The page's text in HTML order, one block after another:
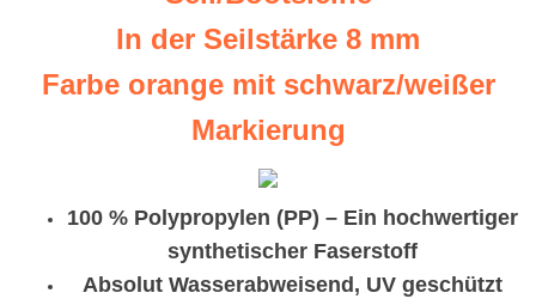
In der Seilstärke 8 mm
Farbe orange mit schwarz/weißer
Markierung
100 % Polypropylen (PP) – Ein hochwertiger
synthetischer Faserstoff
Absolut Wasserabweisend, UV geschützt